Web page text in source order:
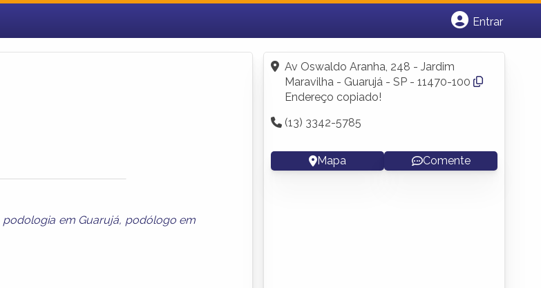
Entrar
Fazer login
Criar conta
podologia em Guarujá, podólogo em
Av Oswaldo Aranha, 248 - Jardim
Maravilha - Guarujá - SP - 11470-100
Endereço copiado!
(13) 3342-5785
Mapa Comente